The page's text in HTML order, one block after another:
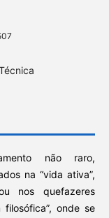
não raro,
na “vida ativa”,
nos quefazeres
onde se